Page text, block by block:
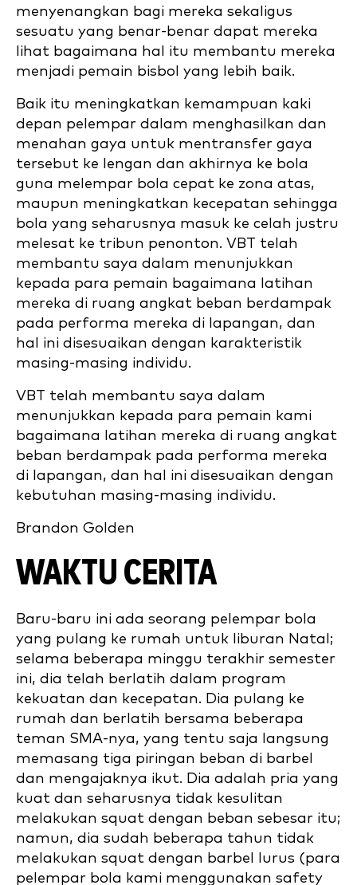
menyenangkan bagi mereka sekaligus
sesuatu yang benar-benar dapat mereka
lihat bagaimana hal itu membantu mereka
menjadi pemain bisbol yang lebih baik.
Baik itu meningkatkan kemampuan kaki
depan pelempar dalam menghasilkan dan
menahan gaya untuk mentransfer gaya
tersebut ke lengan dan akhirnya ke bola
guna melempar bola cepat ke zona atas,
maupun meningkatkan kecepatan sehingga
bola yang seharusnya masuk ke celah justru
melesat ke tribun penonton. VBT telah
membantu saya dalam menunjukkan
kepada para pemain bagaimana latihan
mereka di ruang angkat beban berdampak
pada performa mereka di lapangan, dan
hal ini disesuaikan dengan karakteristik
masing-masing individu.
VBT telah membantu saya dalam
menunjukkan kepada para pemain kami
bagaimana latihan mereka di ruang angkat
beban berdampak pada performa mereka
di lapangan, dan hal ini disesuaikan dengan
kebutuhan masing-masing individu.
Brandon Golden
WAKTU CERITA
Baru-baru ini ada seorang pelempar bola
yang pulang ke rumah untuk liburan Natal;
selama beberapa minggu terakhir semester
ini, dia telah berlatih dalam program
kekuatan dan kecepatan. Dia pulang ke
rumah dan berlatih bersama beberapa
teman SMA-nya, yang tentu saja langsung
memasang tiga piringan beban di barbel
dan mengajaknya ikut. Dia adalah pria yang
kuat dan seharusnya tidak kesulitan
melakukan squat dengan beban sebesar itu;
namun, dia sudah beberapa tahun tidak
melakukan squat dengan barbel lurus (para
pelempar bola kami menggunakan safety